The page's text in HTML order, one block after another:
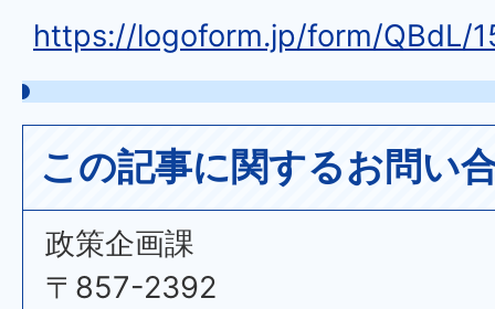
https://logoform.jp/form/QBdL/
この記事に関するお問い
政策企画課
〒857-2392